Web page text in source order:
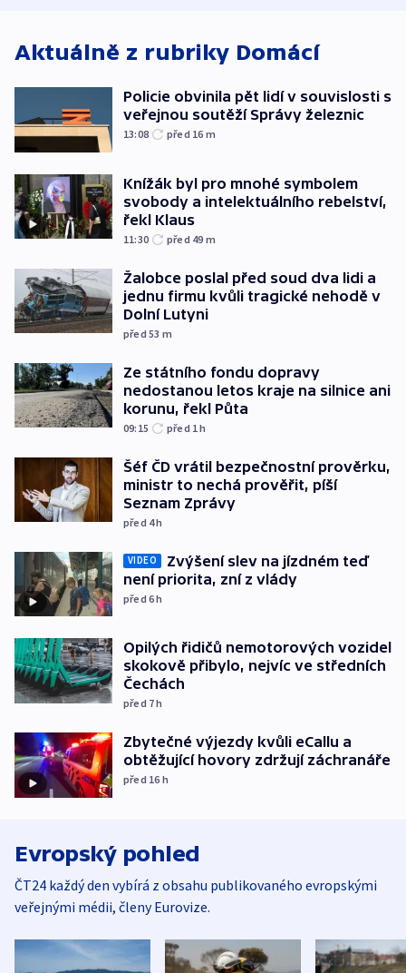
Aktuálně z rubriky Domácí
Policie obvinila pět lidí v souvislosti s
veřejnou soutěží Správy železnic
13:08 před 16 m
Knížák byl pro mnohé symbolem
svobody a intelektuálního rebelství,
řekl Klaus
11:30 před 49 m
Žalobce poslal před soud dva lidi a
jednu firmu kvůli tragické nehodě v
Dolní Lutyni
před 53 m
Ze státního fondu dopravy
nedostanou letos kraje na silnice ani
korunu, řekl Půta
09:15 před 1h
Šéf ČD vrátil bezpečnostní prověrku,
ministr to nechá prověřit, píší
Seznam Zprávy
před 4h
VIDEO
Zvýšení slev na jízdném teď
není priorita, zní z vlády
před 6h
Opilých řidičů nemotorových vozidel
skokově přibylo, nejvíc ve středních
Čechách
před 7h
Zbytečné výjezdy kvůli eCallu a
obtěžující hovory zdržují záchranáře
před 16 h
Evropský pohled
ČT24 každý den vybírá z obsahu publikovaného evropskými
veřejnými médii, členy Eurovize.